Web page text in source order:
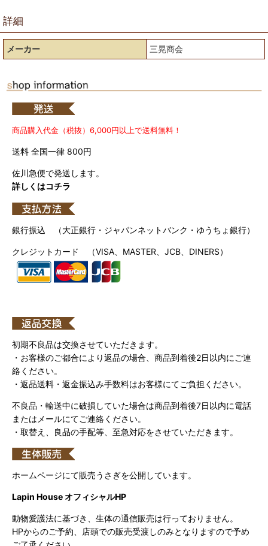
詳細
メーカー 三晃商会
商品購入代金（税抜）6,000円以上で送料無料！
送料 全国一律 800円
佐川急便で発送します。
詳しくはコチラ
銀行振込 （大正銀行・ジャパンネットバンク・ゆうちょ銀行）
クレジットカード （VISA、MASTER、JCB、DINERS）
初期不良品は交換させていただきます。
・お客様のご都合により返品の場合、商品到着後2日以内にご連
絡ください。
・返品送料・返金振込み手数料はお客様にてご負担ください。
不良品・輸送中に破損していた場合は商品到着後7日以内に電話
またはメールにてご連絡ください。
・取替え、良品の手配等、至急対応をさせていただきます。
ホームページにて販売うさぎを公開しています。
Lapin House オフィシャルHP
動物愛護法に基づき、生体の通信販売は行っておりません。
HPからのご予約、店頭での販売受渡しのみとなりますので予め